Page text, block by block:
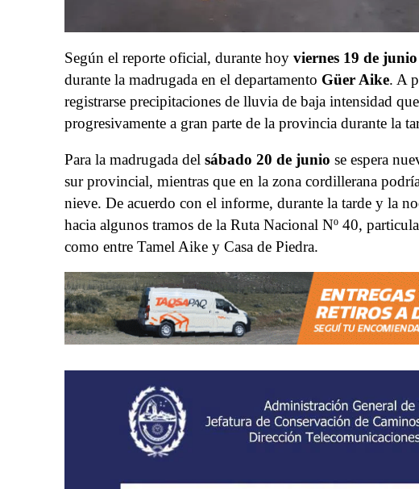
Según el reporte oficial, durante hoy viernes 19 de junio
durante la madrugada en el departamento Güer Aike. A
registrarse precipitaciones de lluvia de baja intensidad
progresivamente a gran parte de la provincia durante la
Para la madrugada del sábado 20 de junio se espera
sur provincial, mientras que en la zona cordillerana
nieve. De acuerdo con el informe, durante la tarde y la
hacia algunos tramos de la Ruta Nacional Nº 40,
como entre Tamel Aike y Casa de Piedra.